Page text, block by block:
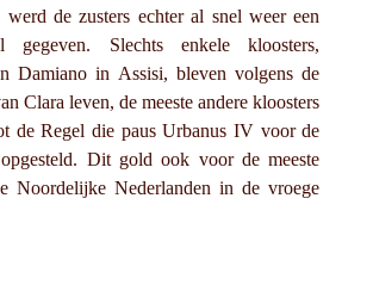
de zusters echter al snel weer een
gegeven. Slechts enkele kloosters,
Damiano in Assisi, bleven volgens de
Clara leven, de meeste andere kloosters
de Regel die paus Urbanus IV voor de
Dit gold ook voor de meeste
Noordelijke Nederlanden in de vroege